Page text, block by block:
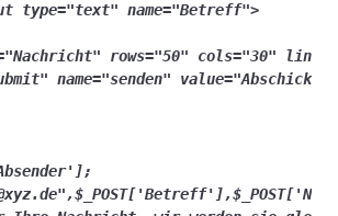
type="text" name="Betreff">
rows="50" cols="30"
name="senden"